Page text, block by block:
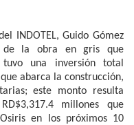
INDOTEL, Guido Gómez
de la obra en gris que
una inversión total
abarca la construcción,
este monto resulta
millones que
en los próximos 10